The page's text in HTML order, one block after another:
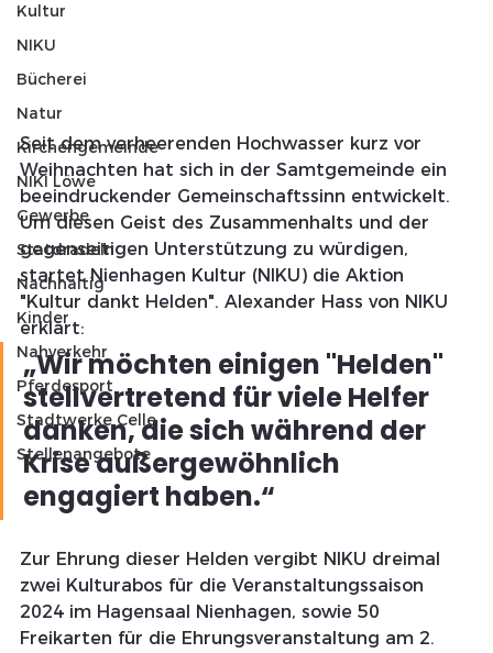
Kultur
NIKU
Bücherei
Natur
Kirchengemeinde
NIKI Löwe
Gewerbe
Statdradeln
Nachhaltig
Kinder
Nahverkehr
Pferdesport
Stadtwerke Celle
Stellenangebote
Seit dem verheerenden Hochwasser kurz vor
Weihnachten hat sich in der Samtgemeinde ein
beeindruckender Gemeinschaftssinn entwickelt.
Um diesen Geist des Zusammenhalts und der
gegenseitigen Unterstützung zu würdigen,
startet Nienhagen Kultur (NIKU) die Aktion
"Kultur dankt Helden". Alexander Hass von NIKU
erklärt:
„Wir möchten einigen "Helden"
stellvertretend für viele Helfer
danken, die sich während der
Krise außergewöhnlich
engagiert haben.“
Zur Ehrung dieser Helden vergibt NIKU dreimal
zwei Kulturabos für die Veranstaltungssaison
2024 im Hagensaal Nienhagen, sowie 50
Freikarten für die Ehrungsveranstaltung am 2.